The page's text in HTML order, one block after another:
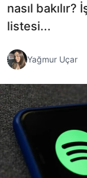
nasıl
listesi...
Yağmur Uçar